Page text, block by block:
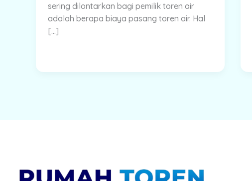
sering dilontarkan bagi pemilik toren air
adalah berapa biaya pasang toren air. Hal
[…]